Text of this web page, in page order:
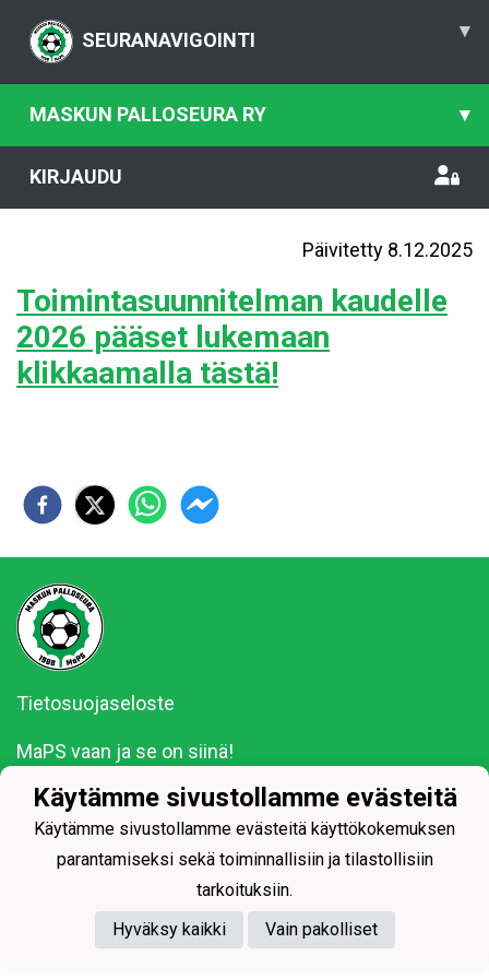
SEURANAVIGOINTI ▾
MASKUN PALLOSEURA RY ▾
KIRJAUDU
Päivitetty 8.12.2025
Toimintasuunnitelman kaudelle
2026 pääset lukemaan
klikkaamalla tästä!
Tietosuojaseloste
MaPS vaan ja se on siinä!
Käytämme sivustollamme evästeitä
Käytämme sivustollamme evästeitä käyttökokemuksen
parantamiseksi sekä toiminnallisiin ja tilastollisiin
tarkoituksiin.
Hyväksy kaikki
Vain pakolliset